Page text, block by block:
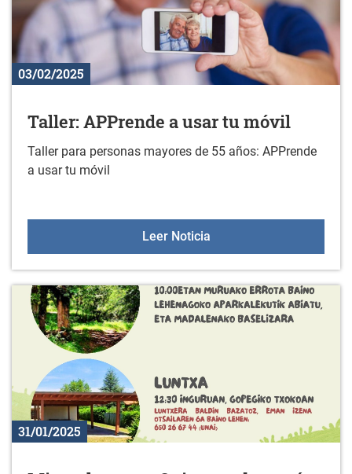
03/02/2025
Taller: APPrende a usar tu móvil
Taller para personas mayores de 55 años: APPrende
a usar tu móvil
Leer NoticiaTaller: APPrende a usar
31/01/2025